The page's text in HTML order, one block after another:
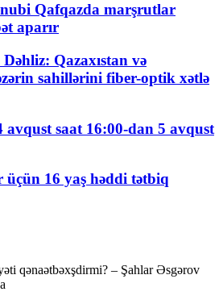
Qafqazda marşrutlar
aparır
Qazaxıstan və
sahillərini fiber-optik xətlə
avqust saat 16:00-dan 5 avqust
üçün 16 yaş həddi tətbiq
qənaətbəxşdirmi? – Şahlar Əsgərov